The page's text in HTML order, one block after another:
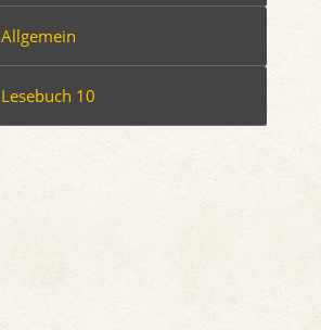
Allgemein
Lesebuch 10